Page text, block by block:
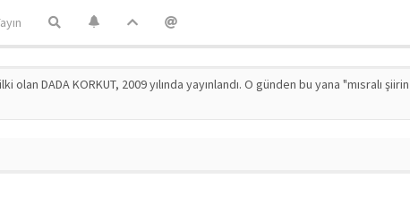
olan DADA KORKUT, 2009 yılında yayınlandı. O günden bu yana